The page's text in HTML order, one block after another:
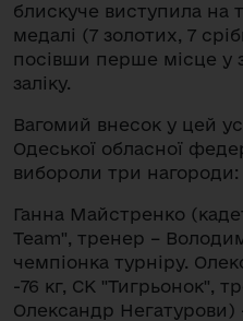
блискуче виступила на
медалі (7 золотих, 7
посівши перше місце у
заліку.
Вагомий внесок у цей
Одеської обласної
вибороли три нагороди:
Ганна Майстренко
Team", тренер –
чемпіонка турніру.
-76 кг, СК "Тигрьонок",
Олександр Негатурови)